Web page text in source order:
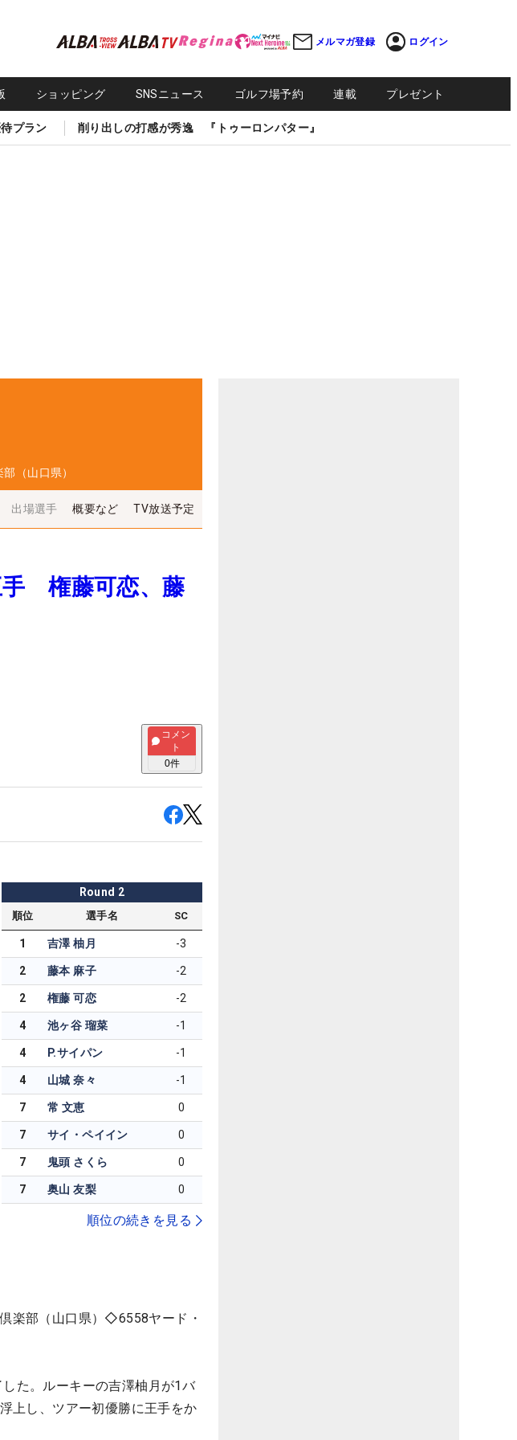
メルマガ登録 ログイン
ショッピング SNSニュース ゴルフ場予約 連載 プレゼント
プラン 削り出しの打感が秀逸 『トゥーロンパター』
（山口県）
出場選手 概要など TV放送予定
手 権藤可恋、藤
コメン
ト
0件
Round 2
順位 選手名 SC
1 吉澤 柚月 -3
2 藤本 麻子 -2
2 権藤 可恋 -2
4 池ヶ谷 瑠菜 -1
4 P.サイパン -1
4 山城 奈々 -1
7 常 文恵 0
7 サイ・ペイイン 0
7 鬼頭 さくら 0
7 奥山 友梨 0
順位の続きを見る
楽部（山口県）◇6558ヤード・
た。ルーキーの吉澤柚月が1バ
上し、ツアー初優勝に王手をか